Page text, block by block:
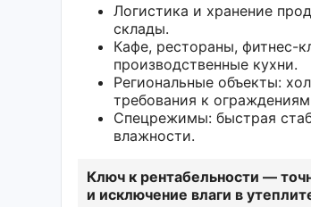
Логистика и хранение
склады.
Кафе, рестораны, фитнес-
производственные кухни.
Региональные объекты:
требования к
Спецрежимы: быстрая
влажности.
Ключ к рентабельности —
и исключение влаги в